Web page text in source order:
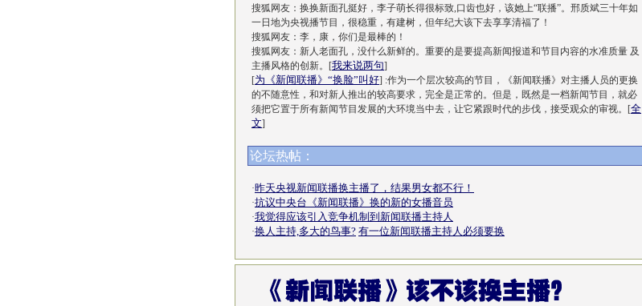
搜狐网友：换换新面孔挺好，李子萌长得很标致,口齿也好，该她上“联播”。邢质斌三十年如
一日地为央视播节目，很稳重，有建树，但年纪大该下去享享清福了！
搜狐网友：李，康，你们是最棒的！
搜狐网友：新人老面孔，没什么新鲜的。重要的是要提高新闻报道和节目内容的水准质量 及
主播风格的创新。[我来说两句]
[为《新闻联播》“换脸”叫好] :作为一个层次较高的节目，《新闻联播》对主播人员的更换
的不随意性，和对新人推出的较高要求，完全是正常的。但是，既然是一档新闻节目，就必
须把它置于所有新闻节目发展的大环境当中去，让它紧跟时代的步伐，接受观众的审视。[全
文]
论坛热帖：
·昨天央视新闻联播换主播了，结果男女都不行！
·抗议中央台《新闻联播》换的新的女播音员
·我觉得应该引入竞争机制到新闻联播主持人
·换人主持,多大的鸟事? 有一位新闻联播主持人必须要换